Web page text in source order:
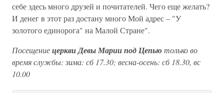
себе здесь много друзей и почитателей. Чего еще желать?
И денег в этот раз достану много Мой адрес – "У
золотого единорога" на Малой Стране".
Посещениецеркви Девы Марии под Цепью только во
время службы: зима: сб 17.30; весна-осень: сб 18.30, вс
10.00